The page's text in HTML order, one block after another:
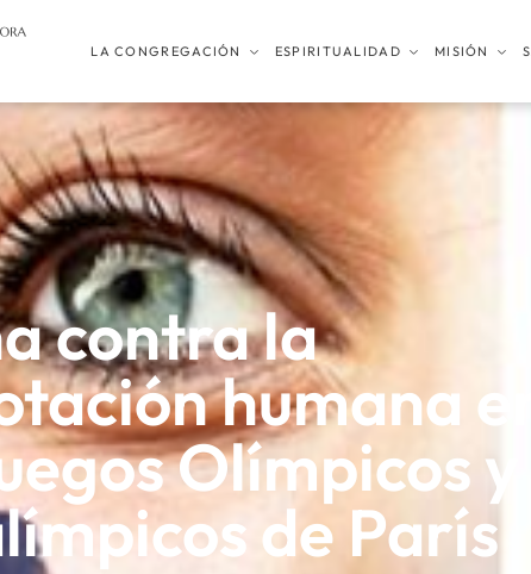
LA CONGREGACIÓN ESPIRITUALIDAD MISIÓN
contra la
humana
Olímpicos y
de París